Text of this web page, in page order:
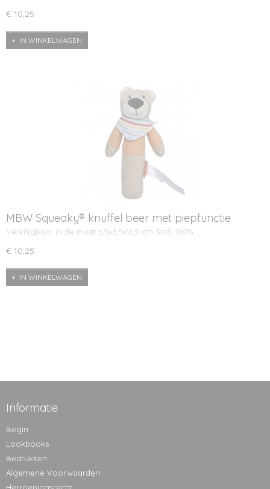
€ 10,25
IN WINKELWAGEN
MBW Squeaky® knuffel beer met piepfunctie
Verkrijgbaar in de maat 6,5x8,5x16,5 cm Stof: 100%…
€ 10,25
IN WINKELWAGEN
Informatie
Begin
Lookbooks
Bedrukken
Algemene Voorwaarden